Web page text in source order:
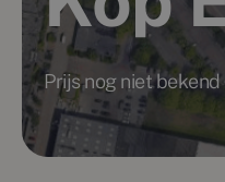
Prijs nog niet bekend